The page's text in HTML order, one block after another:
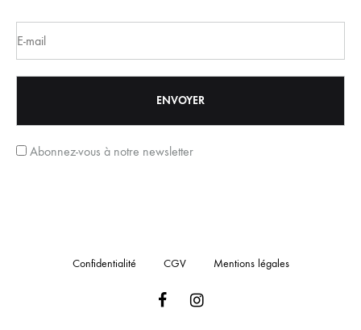
Abonnez-vous à notre newsletter
Confidentialité CGV Mentions légales
FacebookInstagram